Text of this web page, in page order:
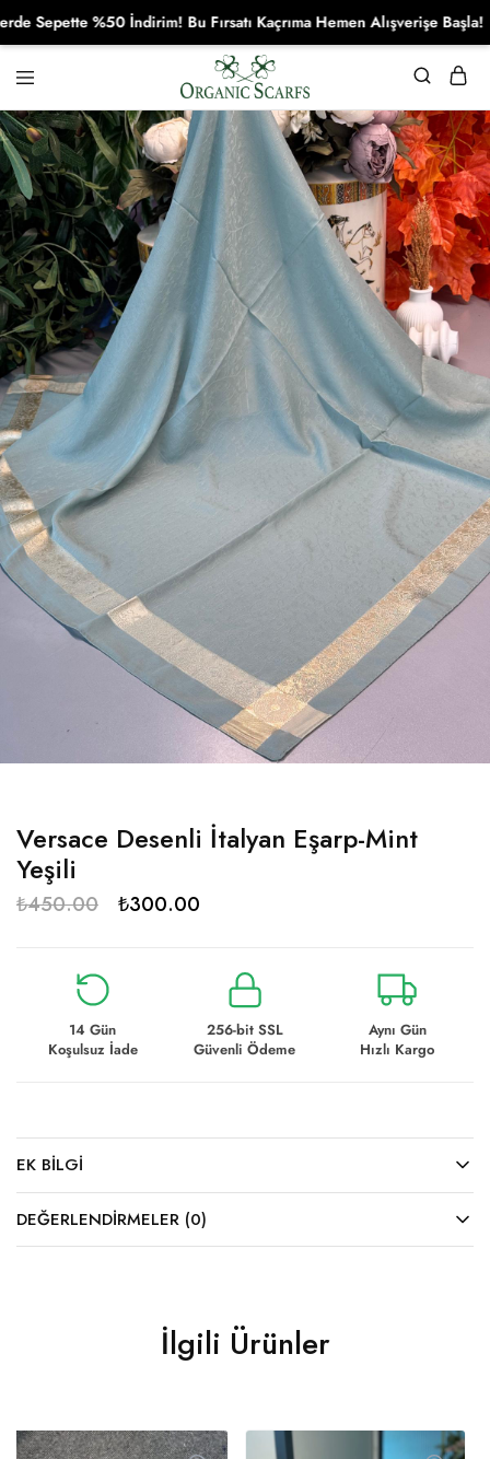
Organikscarf
Versace Desenli İtalyan Eşarp-Mint
Yeşili
₺450.00 ₺300.00
14 Gün
Koşulsuz İade
256-bit SSL
Güvenli Ödeme
Aynı Gün
Hızlı Kargo
EK BILGI
DEĞERLENDIRMELER (0)
İlgili Ürünler
%50 İndirim! Bu Fırsatı Kaçrıma Hemen Alışverişe Başla!